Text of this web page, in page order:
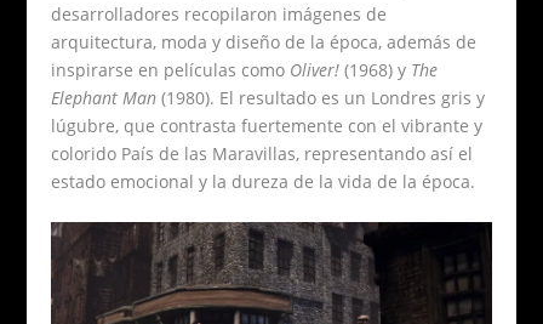
desarrolladores recopilaron imágenes de
arquitectura, moda y diseño de la época, además de
inspirarse en películas como Oliver! (1968) y The
Elephant Man (1980). El resultado es un Londres gris y
lúgubre, que contrasta fuertemente con el vibrante y
colorido País de las Maravillas, representando así el
estado emocional y la dureza de la vida de la época.